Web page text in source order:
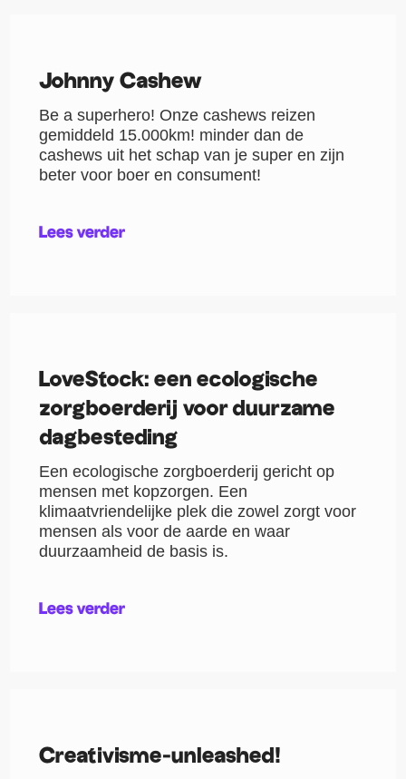
Johnny Cashew
Be a superhero! Onze cashews reizen
gemiddeld 15.000km! minder dan de
cashews uit het schap van je super en zijn
beter voor boer en consument!
Lees verder
LoveStock: een ecologische
zorgboerderij voor duurzame
dagbesteding
Een ecologische zorgboerderij gericht op
mensen met kopzorgen. Een
klimaatvriendelijke plek die zowel zorgt voor
mensen als voor de aarde en waar
duurzaamheid de basis is.
Lees verder
Creativisme-unleashed!